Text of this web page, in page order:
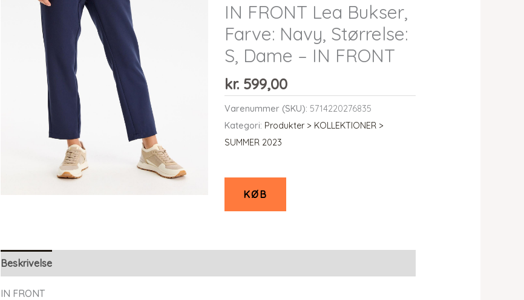
IN FRONT Lea Bukser,
Farve: Navy, Størrelse:
S, Dame – IN FRONT
kr. 599,00
Varenummer (SKU): 5714220276835
Kategori: Produkter > KOLLEKTIONER >
SUMMER 2023
KØB
Beskrivelse
IN FRONT